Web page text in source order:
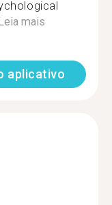
mais
aplicativo